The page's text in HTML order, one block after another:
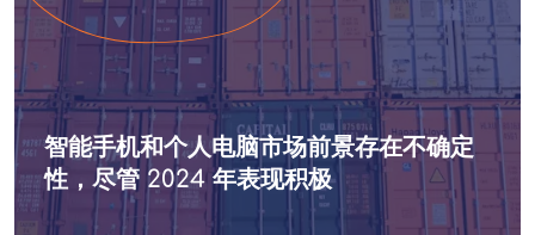
智能手机和个人电脑市场前景存在不确定
性，尽管 2024 年表现积极